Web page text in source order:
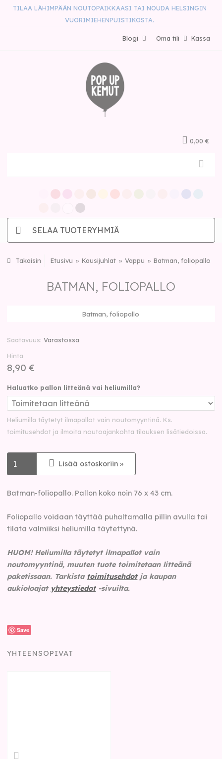
TILAA LÄHIMPÄÄN NOUTOPAIKKAASI TAI NOUDA HELSINGIN
VUORIMIEHENPUISTIKOSTA.
Kassa
Oma tili
Blogi
0,00 €
SELAA TUOTERYHMIÄ
Takaisin Etusivu Kausijuhlat Vappu Batman, foliopallo
BATMAN, FOLIOPALLO
Batman, foliopallo
Saatavuus Varastossa
Hinta
8,90 €
Haluatko pallon litteänä vai heliumilla?
Heliumilla täytetyt ilmapallot vain noutomyyntinä. Ks.
toimitusehdot ja ilmoita noutoajankohta tilauksen lisätiedoissa.
Lisää ostoskoriin »
Batman-foliopallo. Pallon koko noin 76 x 43 cm.
Foliopallo voidaan täyttää puhaltamalla pillin avulla tai
tilata valmiiksi heliumilla täytettynä.
HUOM! Heliumilla täytetyt ilmapallot vain
noutomyyntinä, muuten tuote toimitetaan litteänä
paketissaan. Tarkista toimitusehdotja kaupan
aukioloajat yhteystiedot-sivuilta.
Save
YHTEENSOPIVAT